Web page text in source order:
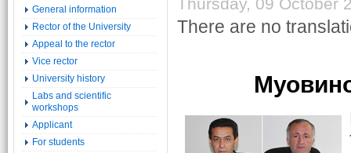
General information
Rector of the University
Appeal to the rector
Vice rector
University history
Labs and scientific
workshops
Applicant
For students
There are no